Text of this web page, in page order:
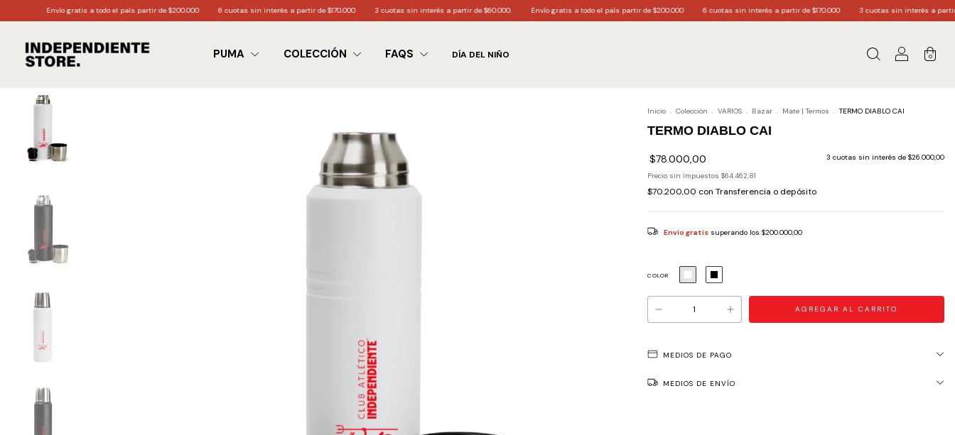
a todo el país partir de $200.000 6 cuotas sin interés a partir de $170.000 3 cuotas sin interés a partir de $60.000. Envío gratis a todo el país partir de $200.000 6 cuotas sin interés a partir de $170.000 3 cuotas sin interés a partir de $60.000.
PUMA COLECCIÓN FAQS DÍA DEL NIÑO 0
Inicio . Colección . VARIOS . Bazar . Mate | Termos . TERMO DIABLO CAI
TERMO DIABLO CAI
$78.000,00 3 cuotas sin interés de $26.000,00
Precio sin impuestos $64.462,81
$70.200,00 con Transferencia o depósito
Envío gratis superando los $200.000,00
COLOR
MEDIOS DE PAGO
MEDIOS DE ENVÍO